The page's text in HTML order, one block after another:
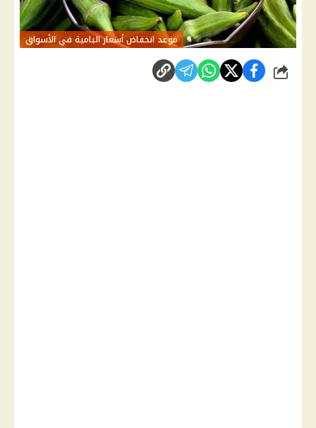
موعد انخفاض أسعار البامية في الأسواق
شارك